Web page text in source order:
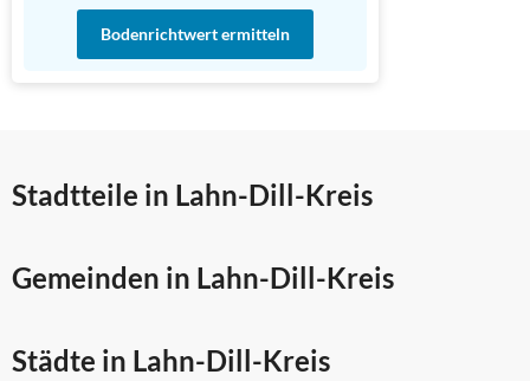
Bodenrichtwert ermitteln
Stadtteile in Lahn-Dill-Kreis
Gemeinden in Lahn-Dill-Kreis
Städte in Lahn-Dill-Kreis